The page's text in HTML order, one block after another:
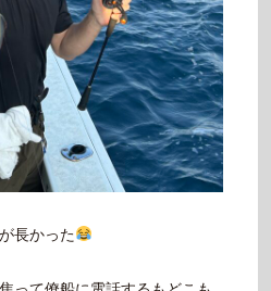
長かった